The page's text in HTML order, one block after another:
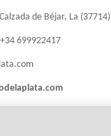
de Béjar, La (37714)
699922417